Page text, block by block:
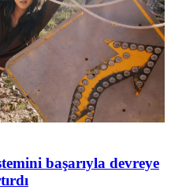
başarıyla devreye